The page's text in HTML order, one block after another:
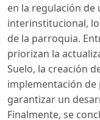
en la regulación de
interinstitucional,
de la parroquia.
priorizan la
Suelo, la creación
implementación
garantizar un
Finalmente, se